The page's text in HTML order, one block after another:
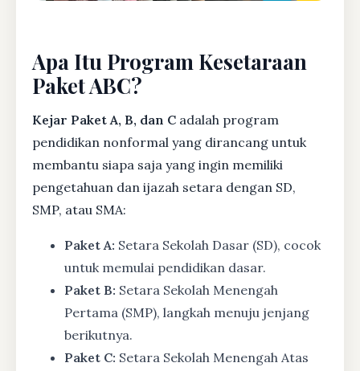
Apa Itu Program Kesetaraan
Paket ABC?
Kejar Paket A, B, dan C adalah program
pendidikan nonformal yang dirancang untuk
membantu siapa saja yang ingin memiliki
pengetahuan dan ijazah setara dengan SD,
SMP, atau SMA:
Paket A: Setara Sekolah Dasar (SD), cocok
untuk memulai pendidikan dasar.
Paket B: Setara Sekolah Menengah
Pertama (SMP), langkah menuju jenjang
berikutnya.
Paket C: Setara Sekolah Menengah Atas